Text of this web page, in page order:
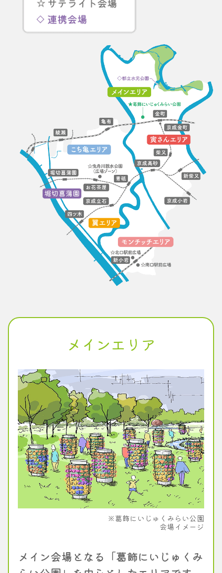
メインエリア
※葛飾にいじゅくみらい公園
会場イメージ
メイン会場となる「葛飾にいじゅくみ